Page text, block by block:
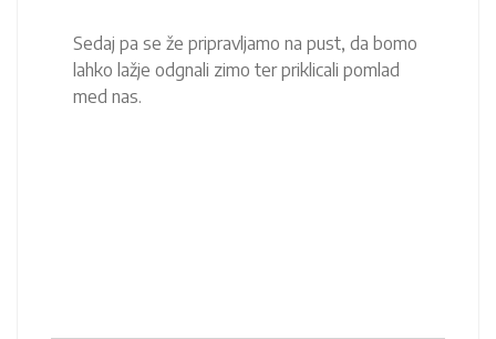
Sedaj pa se že pripravljamo na pust, da bomo
lahko lažje odgnali zimo ter priklicali pomlad
med nas.